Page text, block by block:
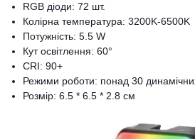
RGB діоди: 72 шт.
Колірна температура: 3200K-6500K
Потужність: 5.5 W
Кут освітлення: 60°
CRI: 90+
Режими роботи: понад 30
Розмір: 6.5 * 6.5 * 2.8 см